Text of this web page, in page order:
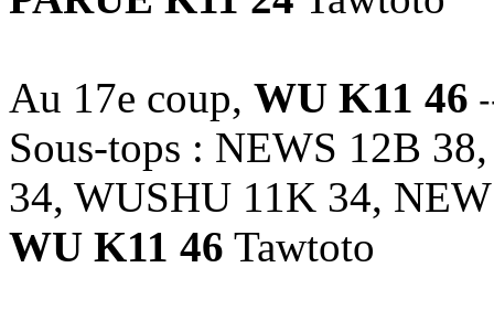
Au 17e coup, WU K11 46
Sous-tops : NEWS 12B
34, WUSHU 11K 34,
WU K11 46 Tawtoto